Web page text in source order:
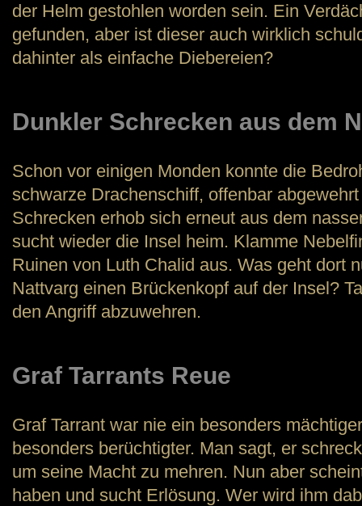
der Helm gestohlen worden sein. Ein
gefunden, aber ist dieser auch wirklich
dahinter als einfache Diebereien?
Dunkler Schrecken aus dem
Schon vor einigen Monden konnte die
schwarze Drachenschiff, offenbar
Schrecken erhob sich erneut aus dem
sucht wieder die Insel heim. Klamme
Ruinen von Luth Chalid aus. Was geht dort
Nattvarg einen Brückenkopf auf der Insel?
den Angriff abzuwehren.
Graf Tarrants Reue
Graf Tarrant war nie ein besonders
besonders berüchtigter. Man sagt, er
um seine Macht zu mehren. Nun aber
haben und sucht Erlösung. Wer wird ihm